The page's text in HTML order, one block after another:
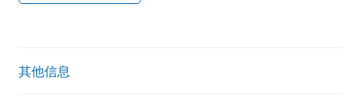
其他信息